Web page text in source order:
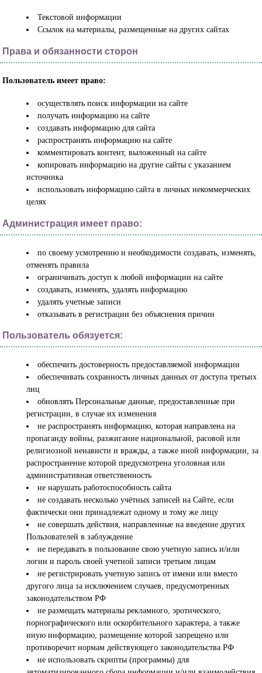
Текстовой информации
Ссылок на материалы, размещенные на других сайтах
Права и обязанности сторон
Пользователь имеет право:
осуществлять поиск информации на сайте
получать информацию на сайте
создавать информацию для сайта
распространять информацию на сайте
комментировать контент, выложенный на сайте
копировать информацию на другие сайты с указанием
источника
использовать информацию сайта в личных некоммерческих
целях
Администрация имеет право:
по своему усмотрению и необходимости создавать, изменять,
отменять правила
ограничивать доступ к любой информации на сайте
создавать, изменять, удалять информацию
удалять учетные записи
отказывать в регистрации без объяснения причин
Пользователь обязуется:
обеспечить достоверность предоставляемой информации
обеспечивать сохранность личных данных от доступа третьих
лиц
обновлять Персональные данные, предоставленные при
регистрации, в случае их изменения
не распространять информацию, которая направлена на
пропаганду войны, разжигание национальной, расовой или
религиозной ненависти и вражды, а также иной информации, за
распространение которой предусмотрена уголовная или
административная ответственность
не нарушать работоспособность сайта
не создавать несколько учётных записей на Сайте, если
фактически они принадлежат одному и тому же лицу
не совершать действия, направленные на введение других
Пользователей в заблуждение
не передавать в пользование свою учетную запись и/или
логин и пароль своей учетной записи третьим лицам
не регистрировать учетную запись от имени или вместо
другого лица за исключением случаев, предусмотренных
законодательством РФ
не размещать материалы рекламного, эротического,
порнографического или оскорбительного характера, а также
иную информацию, размещение которой запрещено или
противоречит нормам действующего законодательства РФ
не использовать скрипты (программы) для